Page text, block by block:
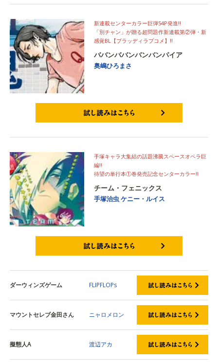
新連載センターカラー巨弾54P発進!!
「別チャン」が贈る超問題作新連載第②弾・新
感覚BL【ブラッディラブコメ】!!
ババンババンバンバンパイア
奥嶋ひろまさ
手塚キャラ大集結の話題沸騰スペースオペラ巨
編!!
待望の単行本①巻発売記念センターカラー!!
チーム・フェニックス
手塚治虫ケニー・ルイス
ダーウィンズゲーム FLIPFLOPs
マウントセレブ金田さん ニャロメロン
擬態人A 渡辺アカ